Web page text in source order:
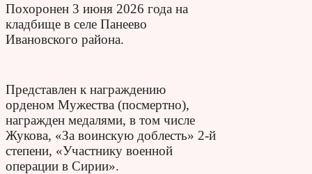
Похоронен 3 июня 2026 года на
кладбище в селе Панеево
Ивановского района.
Представлен к награждению
орденом Мужества (посмертно),
награжден медалями, в том числе
Жукова, «За воинскую доблесть» 2-й
степени, «Участнику военной
операции в Сирии».